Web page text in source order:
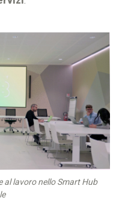
al lavoro nello Smart Hub